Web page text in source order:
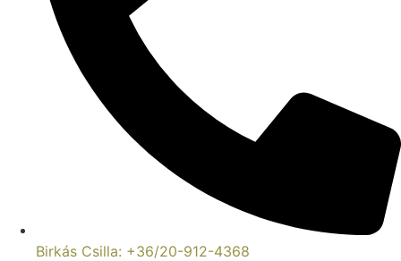
Birkás Csilla: +36/20-912-4368